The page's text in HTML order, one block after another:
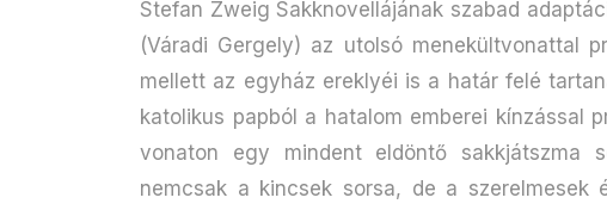
Stefan Zweig Sakknovellájának szabad
(Váradi Gergely) az utolsó menekültvonattal
mellett az egyház ereklyéi is a határ felé
katolikus papból a hatalom emberei kínzással
vonaton egy mindent eldöntő sakkjátszma
nemcsak a kincsek sorsa, de a